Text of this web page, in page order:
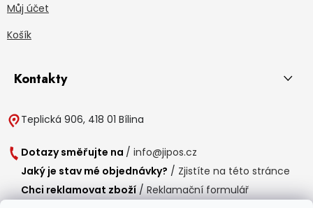
Můj účet
Košík
Kontakty
Teplická 906, 418 01 Bílina
Dotazy směřujte na / info@jipos.cz
Jaký je stav mé objednávky? / Zjistíte na této stránce
Chci reklamovat zboží / Reklamační formulář